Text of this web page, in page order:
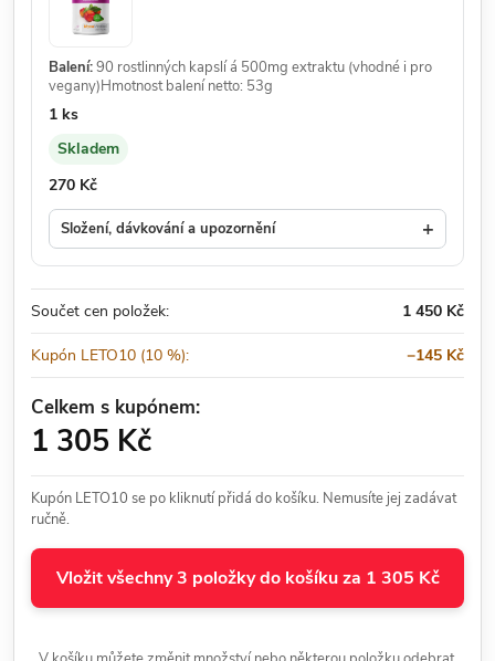
Balení:90 rostlinných kapslí á 500mg extraktu (vhodné i pro
vegany)Hmotnost balení netto: 53g
Množství:
1 ks
Dostupnost:
Skladem
Cena:
270 Kč
Složení, dávkování a upozornění +
Součet cen položek: 1 450 Kč
Kupón LETO10 (10 %): −145 Kč
Celkem s kupónem:
1 305 Kč
Kupón LETO10 se po kliknutí přidá do košíku. Nemusíte jej zadávat
ručně.
Vložit všechny 3 položky do košíku za 1 305 Kč